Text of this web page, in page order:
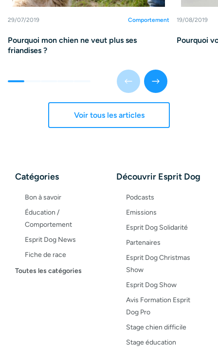
Catégories
Bon à savoir
Éducation /
Comportement
Esprit Dog News
Fiche de race
Maladies du chien
Toutes les catégories
Découvrir Esprit Dog
Podcasts
Emissions
Esprit Dog Solidarité
Partenaires
Esprit Dog Christmas
Show
Esprit Dog Show
Avis Formation Esprit
Dog Pro
Stage chien difficile
Stage éducation
29/07/2019 Comportement
Pourquoi mon chien ne veut plus ses
friandises ?
19/08/2019
Pourquoi
Voir tous les articles